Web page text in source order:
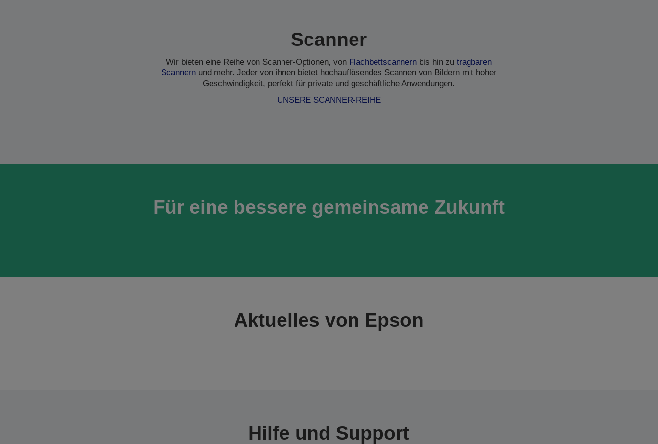
Scanner
Wir bieten eine Reihe von Scanner-Optionen, von Flachbettscannern bis hin zutragbaren
Scannern und mehr. Jeder von ihnen bietet hochauflösendes Scannen von Bildern mit hoher
Geschwindigkeit, perfekt für private und geschäftliche Anwendungen.
UNSERE SCANNER-REIHE
Für eine bessere gemeinsame Zukunft
Aktuelles von Epson
Hilfe und Support